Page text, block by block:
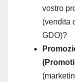
vostro
(vendita
GDO)?